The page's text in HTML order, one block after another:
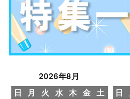
2026年8月
日
月 火 水 木 金 土
日